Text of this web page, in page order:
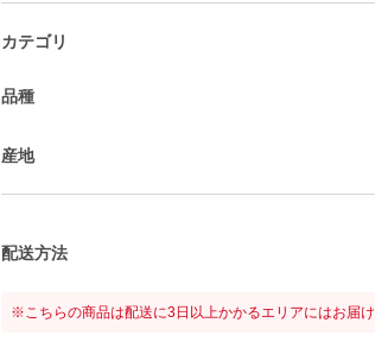
カテゴリ
品種
産地
配送方法
※こちらの商品は配送に3日以上かかるエリアにはお届